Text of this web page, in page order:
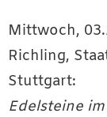
Mittwoch,
Richling,
Stuttgart:
Edelsteine